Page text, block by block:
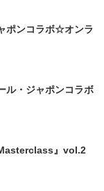
ポンコラボ☆オンラ
ル・ジャポンコラボ
』vol.2